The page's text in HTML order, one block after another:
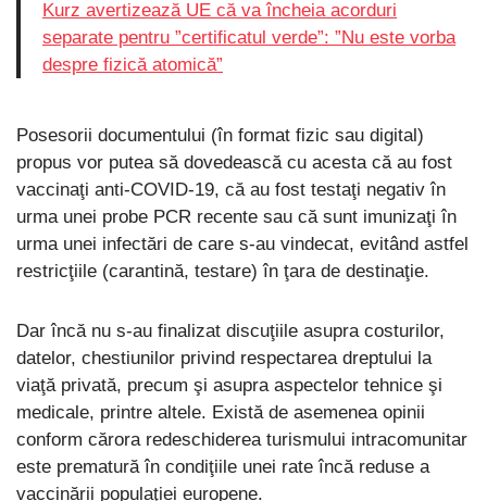
Kurz avertizează UE că va încheia acorduri
separate pentru ”certificatul verde”: ”Nu este vorba
despre fizică atomică”
Posesorii documentului (în format fizic sau digital)
propus vor putea să dovedească cu acesta că au fost
vaccinaţi anti-COVID-19, că au fost testaţi negativ în
urma unei probe PCR recente sau că sunt imunizaţi în
urma unei infectări de care s-au vindecat, evitând astfel
restricţiile (carantină, testare) în ţara de destinaţie.
Dar încă nu s-au finalizat discuţiile asupra costurilor,
datelor, chestiunilor privind respectarea dreptului la
viaţă privată, precum şi asupra aspectelor tehnice şi
medicale, printre altele. Există de asemenea opinii
conform cărora redeschiderea turismului intracomunitar
este prematură în condiţiile unei rate încă reduse a
vaccinării populaţiei europene.